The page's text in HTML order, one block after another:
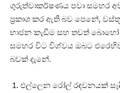
ගුරුත්වාකර්ෂණය පවා සමහර
ප්‍රකාශ කර ඇති බව පෙනේ,
භාජන කැඩීම සහ තවත්
සමහර විට විශ්වය ඔබට
බවක් දැනේ.
එල්ලෙන රෝල් රඳවනයක්